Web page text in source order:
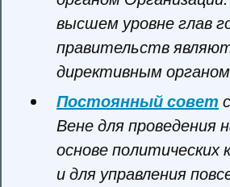
высшем уровне глав
правительств
директивным
Постоянный совет
Вене для проведения
основе политических
и для управления